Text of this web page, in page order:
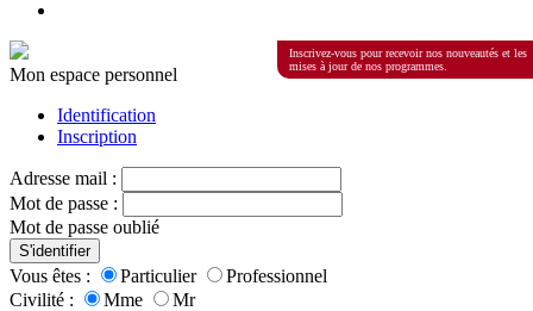
Inscrivez-vous pour recevoir nos nouveautés et les
mises à jour de nos programmes.
Mon espace personnel
Identification
Inscription
Adresse mail :
Mot de passe :
Mot de passe oublié
S'identifier
Vous êtes : Particulier
Professionnel
Civilité :
Mme
Mr